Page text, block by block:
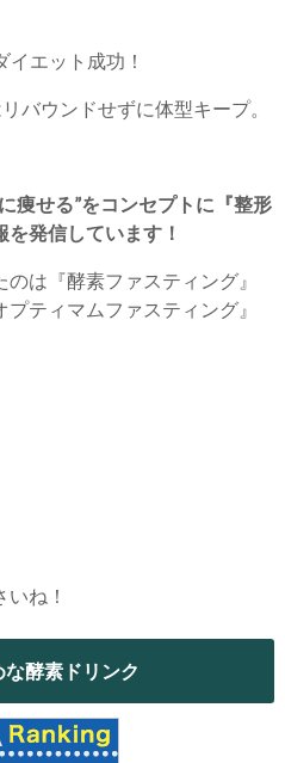
イエット成功！
バウンドせずに体型キープ。
痩せる”をコンセプトに『整形
発信しています！
は『酵素ファスティング』
ティマムファスティング』
ね！
酵素ドリンク